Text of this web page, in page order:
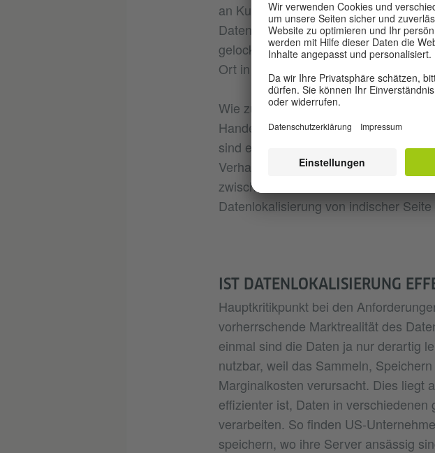
an Kundinnen und Kunden
Datenspeicherung verstoßen hatten.
gelockert, nachdem die betreffenden
Ort in Indien zu speichern.
Wie zu erwarten war, haben solche
Handelsbeziehungen zwischen
sind einer der Hauptgründe, dass die
Verhandlungen erschwert sind. Die
zwischen Indien und Großbritannien
Datenlokalisierung von indischer
IST DATENLOKALISIERUNG
Hauptkritikpunkt bei den
vorherrschende Marktrealität des
einmal sind die Daten ja nur derartig
nutzbar, weil das Sammeln,
Marginalkosten verursacht. Dies liegt
effizienter ist, Daten in
verarbeiten. So finden US-
speichern, wo ihre Server ansässig